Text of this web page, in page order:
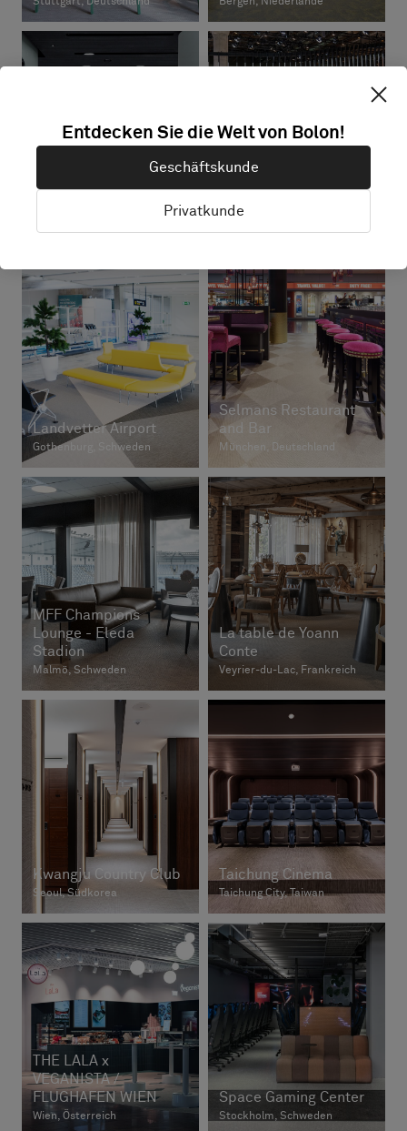
Eurostar UK Terminal
BMW IAA
Landvetter Airport
Gothenburg, Schweden
Selmans Restaurant
and Bar
München, Deutschland
MFF Champions
Lounge - Eleda
Stadion
Malmö, Schweden
La table de Yoann
Conte
Veyrier-du-Lac, Frankreich
Kwangju Country Club
Seoul, Südkorea
Taichung Cinema
Taichung City, Taiwan
THE LALA x
VEGANISTA /
FLUGHAFEN WIEN
Wien, Österreich
Space Gaming Center
Stockholm, Schweden
Entdecken Sie die Welt von Bolon!
Geschäftskunde
Privatkunde